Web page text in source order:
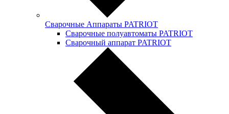
Сварочные Аппараты PATRIOT
Сварочные полуавтоматы PATRIOT
Сварочный аппарат PATRIOT